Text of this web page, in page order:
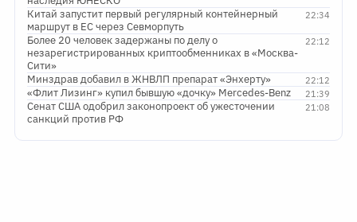
22:34
Китай запустит первый регулярный контейнерный
маршрут в ЕС через Севморпуть
22:12
Более 20 человек задержаны по делу о
незарегистрированных криптообменниках в «Москва-
Сити»
22:12
Минздрав добавил в ЖНВЛП препарат «Энхерту»
21:39
«Флит Лизинг» купил бывшую «дочку» Mercedes-Benz
21:08
Сенат США одобрил законопроект об ужесточении
санкций против РФ